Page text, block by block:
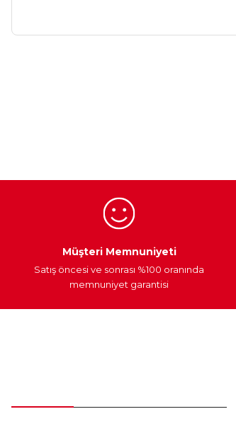
Egzoz Sistemi
Müşteri Memnuniyeti
Satış öncesi ve sonrası %100 oranında
memnuniyet garantisi